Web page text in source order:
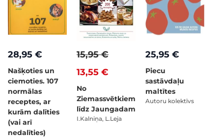
28,95 €
Našķoties un
ciemoties. 107
normālas
receptes, ar
kurām dalīties
(vai arī
nedalīties)
13,55 €
15,95 €
No
Ziemassvētkiem
līdz Jaungadam
I.Kalniņa, L.Leja
25,95 €
Piecu
sastāvdaļu
maltītes
Autoru kolektīvs